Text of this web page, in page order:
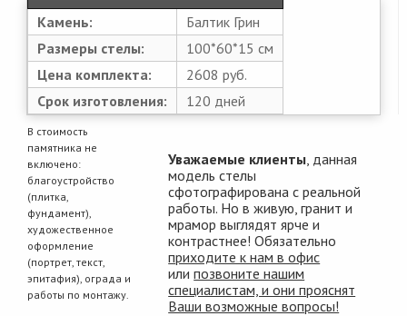
Камень:
Балтик Грин
Размеры стелы:
100*60*15 см
Цена комплекта:
2608 руб.
Срок изготовления:
120 дней
В стоимость
памятника не
включено:
благоустройство
(плитка,
фундамент),
художественное
оформление
(портрет, текст,
эпитафия), ограда и
работы по монтажу.
Уважаемые клиенты , данная
модель стелы
сфотографирована с реальной
работы. Но в живую, гранит и
мрамор выглядят ярче и
контрастнее! Обязательно
приходите к нам в офис
илипозвоните нашим
специалистам, и они прояснят
Ваши возможные вопросы!